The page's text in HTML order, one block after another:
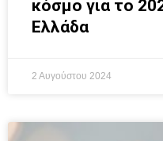
κόσμο για το
Ελλάδα
2 Αυγούστου 2024